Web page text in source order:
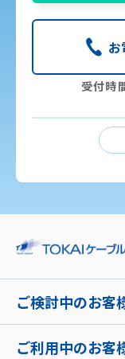
受付時
ご検討中のお客
ご利用中のお客